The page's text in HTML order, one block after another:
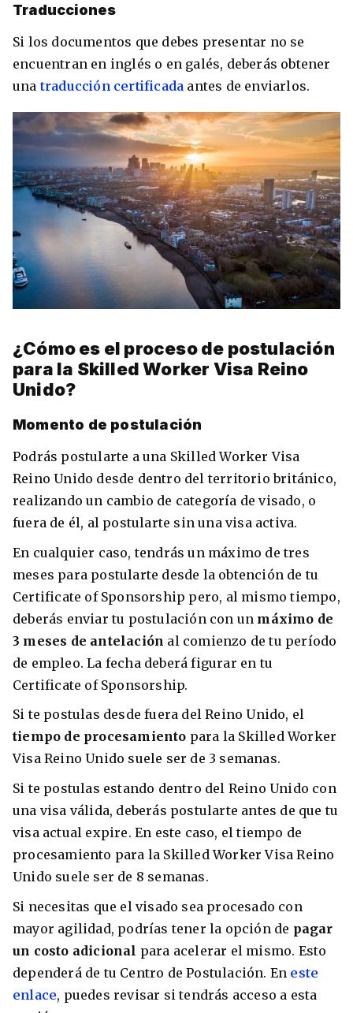
Traducciones
Si los documentos que debes presentar no se
encuentran en inglés o en galés, deberás obtener
una traducción certificada antes de enviarlos.
¿Cómo es el proceso de postulación
para la Skilled Worker Visa Reino
Unido?
Momento de postulación
Podrás postularte a una Skilled Worker Visa
Reino Unido desde dentro del territorio británico,
realizando un cambio de categoría de visado, o
fuera de él, al postularte sin una visa activa.
En cualquier caso, tendrás un máximo de tres
meses para postularte desde la obtención de tu
Certificate of Sponsorship pero, al mismo tiempo,
deberás enviar tu postulación con un máximo de
3 meses de antelación al comienzo de tu período
de empleo. La fecha deberá figurar en tu
Certificate of Sponsorship.
Si te postulas desde fuera del Reino Unido, el
tiempo de procesamiento para la Skilled Worker
Visa Reino Unido suele ser de 3 semanas.
Si te postulas estando dentro del Reino Unido con
una visa válida, deberás postularte antes de que tu
visa actual expire. En este caso, el tiempo de
procesamiento para la Skilled Worker Visa Reino
Unido suele ser de 8 semanas.
Si necesitas que el visado sea procesado con
mayor agilidad, podrías tener la opción de pagar
un costo adicional para acelerar el mismo. Esto
dependerá de tu Centro de Postulación. En este
enlace, puedes revisar si tendrás acceso a esta